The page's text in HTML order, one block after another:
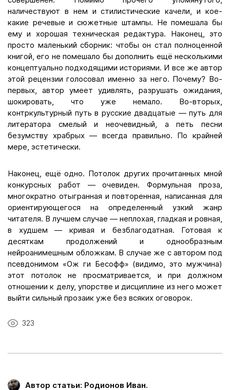
наличествуют в нем и стилистические качели, и кое-
какие речевые и сюжетные штампы. Не помешала бы
ему и хорошая техническая редактура. Наконец, это
просто маленький сборник: чтобы он стал полноценной
книгой, его не помешало бы дополнить ещё несколькими
концептуально подходящими историями. И все же автор
этой рецензии голосовал именно за него. Почему? Во-
первых, автор умеет удивлять, разрушать ожидания,
шокировать, что уже немало. Во-вторых,
контркультурный путь в русские двадцатые — путь для
литератора смелый и неочевидный, а петь песни
безумству храбрых — всегда правильно. По крайней
мере, эстетически.
Наконец, ещё одно. Потолок других прочитанных мной
конкурсных работ — очевиден. Формульная проза,
многократно отыгранная и повторенная, написанная для
ориентирующегося на определенный узкий жанр
читателя. В лучшем случае — неплохая, гладкая и ровная,
в худшем — кривая и безблагодатная. Готовая к
десяткам продолжений и однообразным
нейроанимешным обложкам. В случае же с автором под
псевдонимом «Ож ги Бесофф» (видимо, это мужчина)
этот потолок не просматривается, и при должном
отношении к делу, упорстве и дисциплине из него может
выйти сильный прозаик уже без всяких оговорок.
323
Автор статьи: Родионов Иван.